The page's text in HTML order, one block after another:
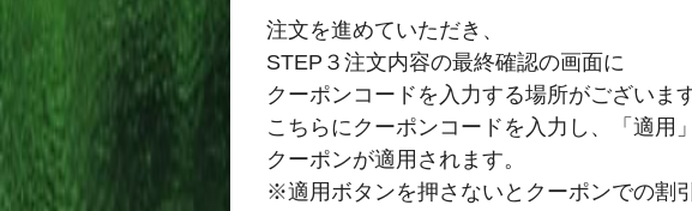
注文を進めていただき、
STEP３注文内容の最終確認の画面に
クーポンコードを入力する場所がございます
こちらにクーポンコードを入力し、「適用
クーポンが適用されます。
※適用ボタンを押さないとクーポンでの割